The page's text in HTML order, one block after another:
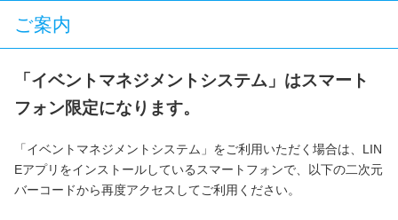
ご案内
「イベントマネジメントシステム」はスマート
フォン限定になります。
「イベントマネジメントシステム」をご利用いただく場合は、LIN
Eアプリをインストールしているスマートフォンで、以下の二次元
バーコードから再度アクセスしてご利用ください。